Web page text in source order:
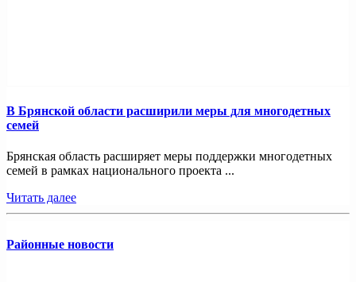
В Брянской области расширили меры для многодетных
семей
Брянская область расширяет меры поддержки многодетных
семей в рамках национального проекта ...
Читать далее
Районные новости